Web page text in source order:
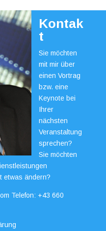
Kontak
t
Sie möchten
mit mir über
einen Vortrag
bzw. eine
Keynote bei
Ihrer
nächsten
Veranstaltung
sprechen?
Sie möchten
etwas ändern?
Telefon: +43 660